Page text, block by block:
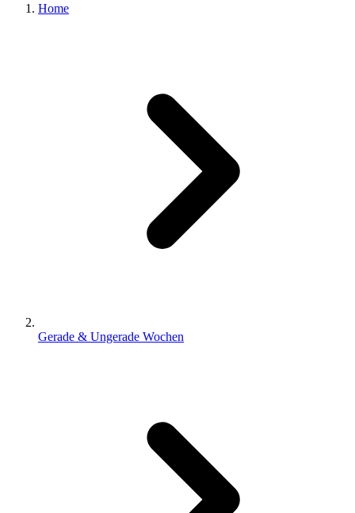
Home
Gerade & Ungerade Wochen